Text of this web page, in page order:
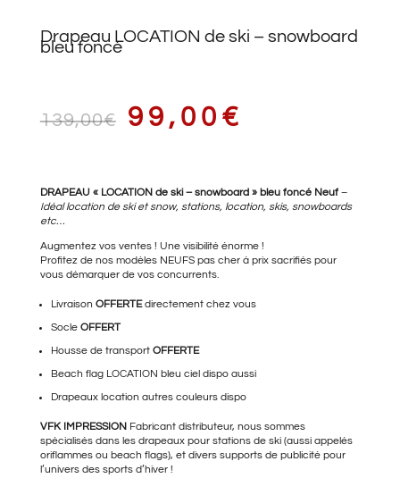
Drapeau LOCATION de ski – snowboard
bleu foncé
139,00€ LE
PRIX
INITIAL
ÉTAIT :
139,00€.
99,00 €
PRIX
ACTUEL
99,00€.
DRAPEAU « LOCATION de ski – snowboard » bleu foncé Neuf–
Idéal location de ski et snow, stations, location, skis, snowboards
etc…
Augmentez vos ventes ! Une visibilité énorme !
Profitez de nos modèles NEUFS pas cher à prix sacrifiés pour
vous démarquer de vos concurrents.
Livraison OFFERTEdirectement chez vous
Socle OFFERT
Housse de transport OFFERTE
Beach flag LOCATION bleu ciel dispo aussi
Drapeaux location autres couleurs dispo
VFK IMPRESSION Fabricant distributeur, nous sommes
spécialisés dans les drapeaux pour stations de ski (aussi appelés
oriflammes ou beach flags), et divers supports de publicité pour
l’univers des sports d’hiver !